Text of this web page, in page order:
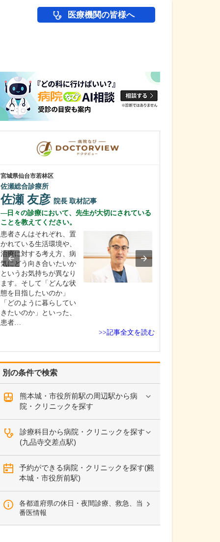
医療機関の皆様へ
別の条件で検索
熊本城・市役所前駅の周辺駅から病
院・クリニックを探す
診療科目から病院・クリニックを探す
(九品寺交差点駅)
予約ができる病院・クリニックを探す(熊
本城・市役所前駅)
各都道府県の休日・夜間診療、救急、当
番医情報
宮城県仙台市若林区
佐瀬総合診療所
佐瀬 友彦 院長 取材記事
日々の診療において、先生が大切にされている
ことを教えてください。
患者さんはそれぞれ、置
かれている生活環境や、
治療に対する考え方、病
気にどう向き合いたいか
というお気持ちが異なり
ます。そして「どんな状
態を目指したいのか」
「どのように暮らしてい
きたいのか」といった、
患者…
>>記事全文を読む